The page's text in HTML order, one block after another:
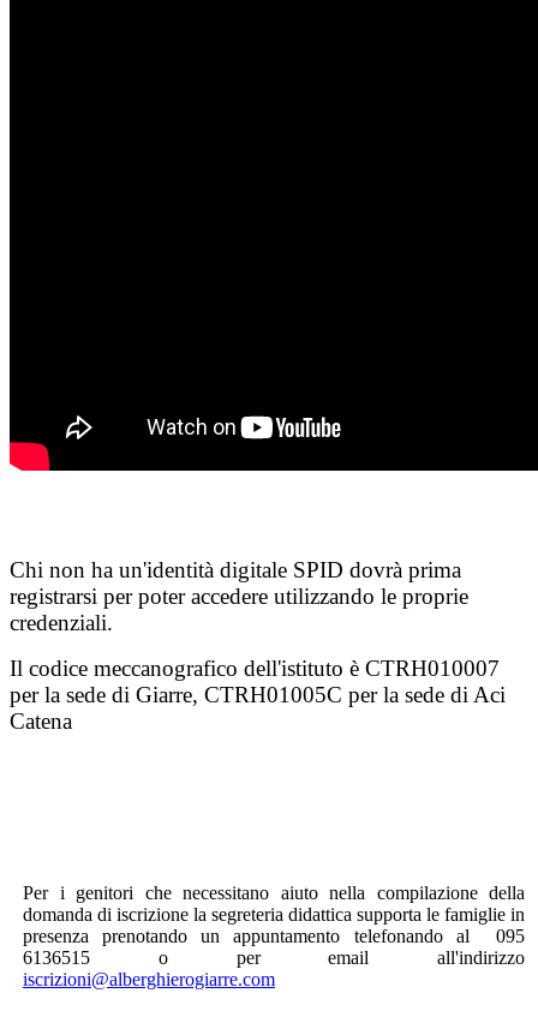
Chi non ha un'identità digitale SPID dovrà prima
registrarsi per poter accedere utilizzando le proprie
credenziali.
Il codice meccanografico dell'istituto è CTRH010007
per la sede di Giarre, CTRH01005C per la sede di Aci
Catena
Per i genitori che necessitano aiuto nella compilazione della
domanda di iscrizione la segreteria didattica supporta le famiglie in
presenza prenotando un appuntamento telefonando al 095
6136515 o per email all'indirizzo
iscrizioni@alberghierogiarre.com